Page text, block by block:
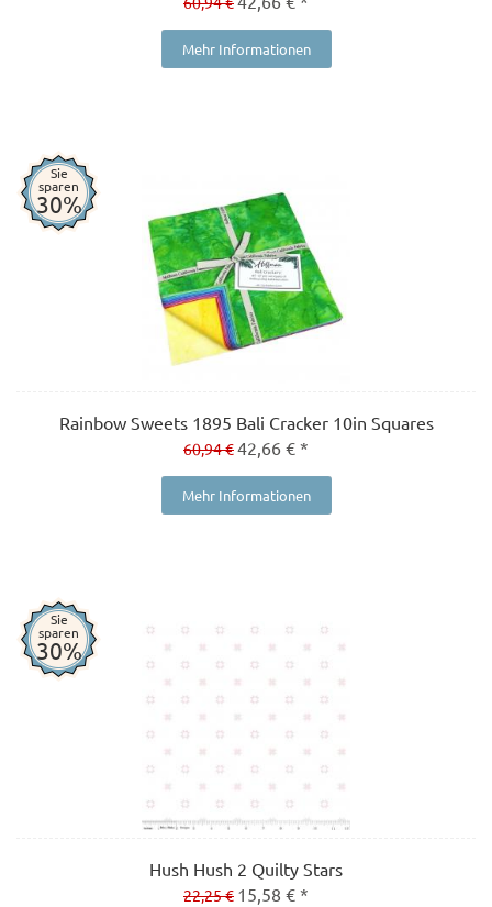
Mehr Informationen
Sie
sparen
30%
Rainbow Sweets 1895 Bali Cracker 10in Squares
60,94 €42,66 € *
Mehr Informationen
Sie
sparen
30%
Hush Hush 2 Quilty Stars
22,25 € 15,58 € *